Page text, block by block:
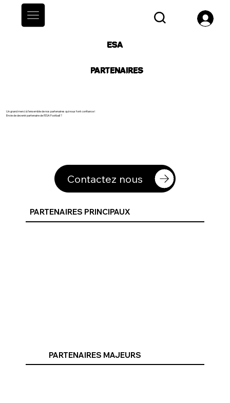
ESA
PARTENAIRES
PARTENAIRES PRINCIPAUX
PARTENAIRES MAJEURS
Un grand merci à l’ensemble de nos partenaires qui nous font confiance !
Envie de devenir partenaire de l’ESA Football ?
Contactez nous